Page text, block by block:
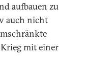
aufbauen zu
auch nicht
mit einer